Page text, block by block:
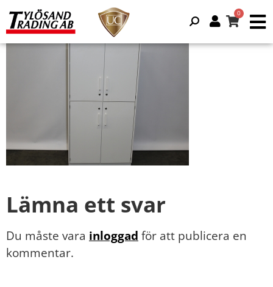
Lämna ett svar
Du måste vara inloggad för att publicera en
kommentar.